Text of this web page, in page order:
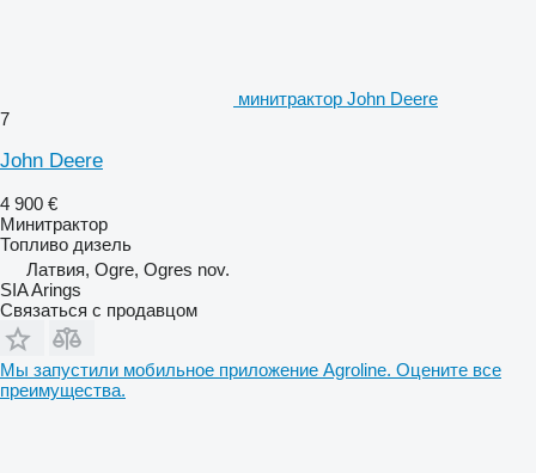
минитрактор John Deere
7
John Deere
4 900 €
Минитрактор
Топливо дизель
Латвия, Ogre, Ogres nov.
SIA Arings
Связаться с продавцом
Мы запустили мобильное приложение Agroline. Оцените все
преимущества.